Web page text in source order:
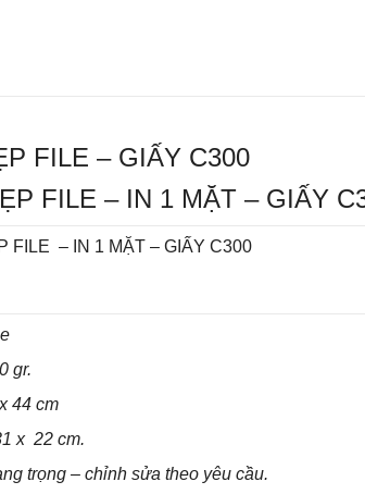
FILE – GIẤY C300
FILE – IN 1 MẶT – GIẤY
FILE – IN 1 MẶT – GIẤY C300
gr.
44 cm
x 22 cm.
trọng – chỉnh sửa theo yêu cầu.